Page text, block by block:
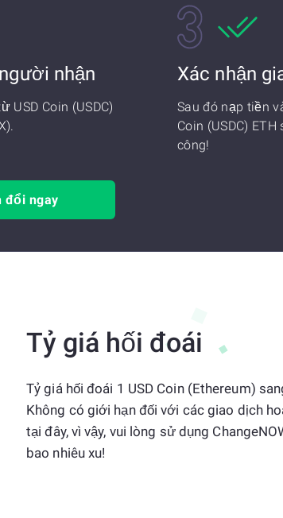
nhận
USD Coin (USDC)
Xác nhận
Sau đó nạp tiền
Coin (USDC)
công!
đổi ngay
Tỷ giá hối đoái
Tỷ giá hối đoái 1 USD Coin (Ethereum)
Không có giới hạn đối với các giao dịch
tại đây, vì vậy, vui lòng sử dụng
bao nhiêu xu!